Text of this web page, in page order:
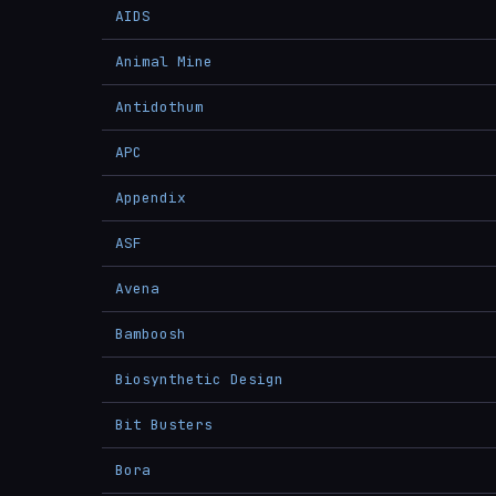
AIDS
Animal Mine
Antidothum
APC
Appendix
ASF
Avena
Bamboosh
Biosynthetic Design
Bit Busters
Bora